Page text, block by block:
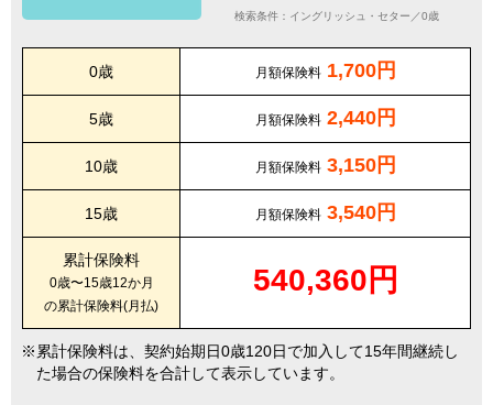
検索条件：イングリッシュ・セター／0歳
0歳 月額保険料 1,700円
5歳 月額保険料 2,440円
10歳 月額保険料 3,150円
15歳 月額保険料 3,540円
累計保険料
0歳〜15歳12か月
の累計保険料(月払)
540,360円
累計保険料は、契約始期日0歳120日で加入して15年間継続し
た場合の保険料を合計して表示しています。